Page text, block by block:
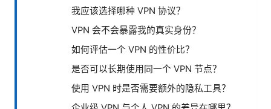
我应该选择哪种 VPN 协议？
VPN 会不会暴露我的真实身份？
如何评估一个 VPN 的性价比？
是否可以长期使用同一个 VPN 节点？
使用 VPN 时是否需要额外的隐私工具？